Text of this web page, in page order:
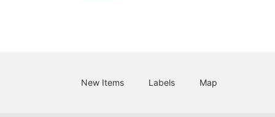
New Items Labels Map